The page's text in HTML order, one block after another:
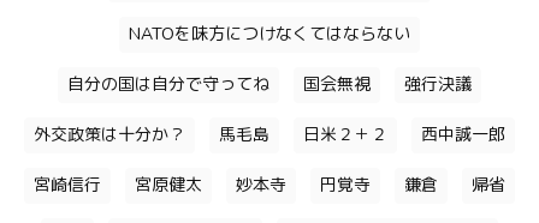
NATOを味方につけなくてはならない
自分の国は自分で守ってね 国会無視 強行決議
外交政策は十分か？ 馬毛島 日米２＋２ 西中誠一郎
宮崎信行 宮原健太 妙本寺 円覚寺 鎌倉 帰省